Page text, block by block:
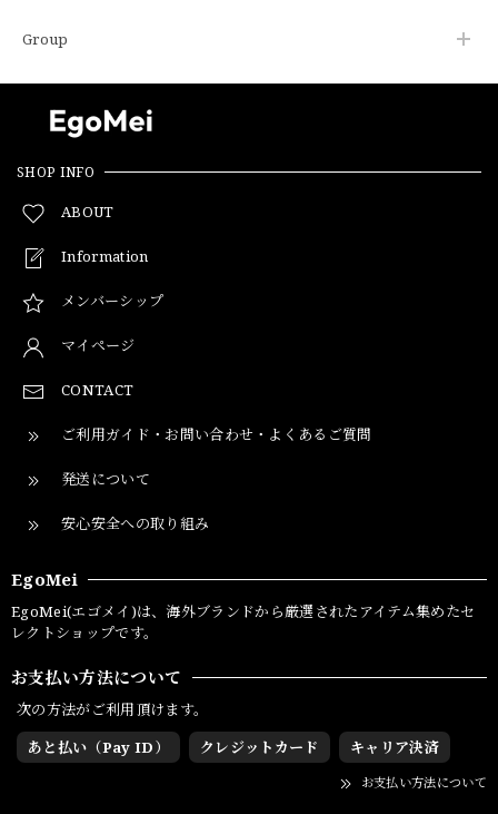
Group
SHOP INFO
ABOUT
Information
メンバーシップ
マイページ
CONTACT
ご利用ガイド・お問い合わせ・よくあるご質問
発送について
安心安全への取り組み
EgoMei
EgoMei(エゴメイ)は、海外ブランドから厳選されたアイテム集めたセ
レクトショップです。
お支払い方法について
次の方法がご利用頂けます。
あと払い（Pay ID）
クレジットカード キャリア決済
お支払い方法について